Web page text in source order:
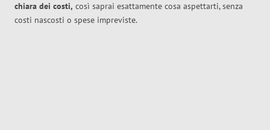
chiara dei costi, così saprai esattamente cosa aspettarti, senza
costi nascosti o spese impreviste.